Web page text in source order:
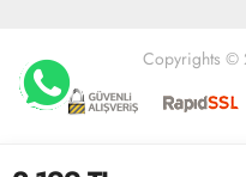
Copyrights ©
Geliştir -